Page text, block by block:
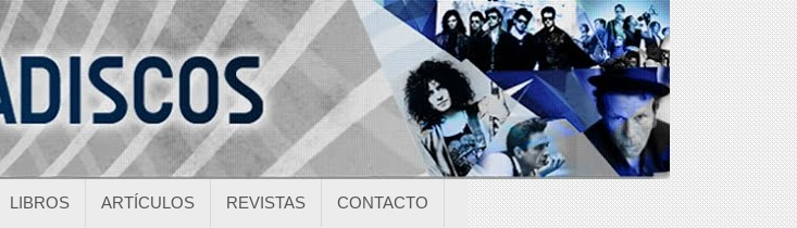
LIBROS ARTÍCULOS REVISTAS CONTACTO